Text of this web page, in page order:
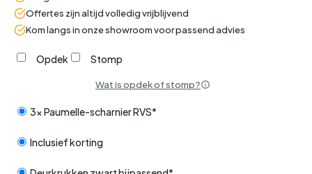
Offertes zijn altijd volledig vrijblijvend
Kom langs in onze showroom voor passend advies
Opdek Stomp
Wat is opdek of stomp?
3x Paumelle-scharnier RVS*
Inclusief korting